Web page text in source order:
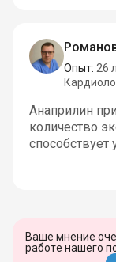
Опыт: 26
Анаприлин
количество
способствует
Ваше мнение
работе нашего